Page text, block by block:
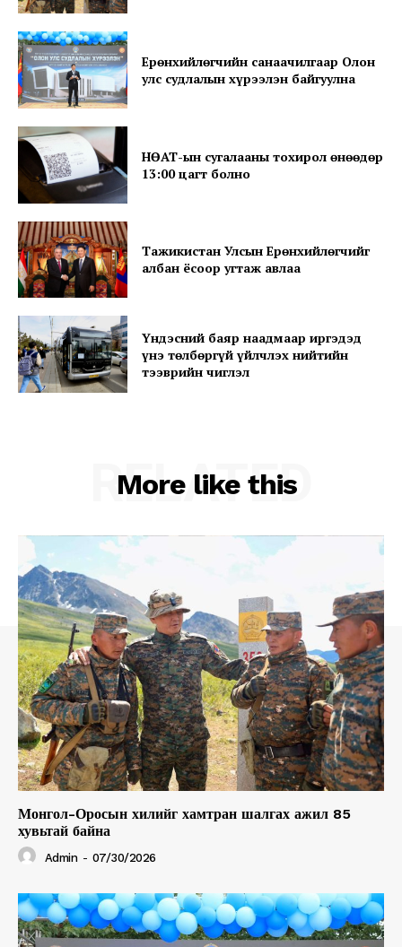
Company
About
Contact us
Subscription Plans
My account
Ерөнхийлөгчийн санаачилгаар Олон
улс судлалын хүрээлэн байгуулна
НӨАТ-ын сугалааны тохирол өнөөдөр
13:00 цагт болно
Тажикистан Улсын Ерөнхийлөгчийг
албан ёсоор угтаж авлаа
Үндэсний баяр наадмаар иргэдэд
үнэ төлбөргүй үйлчлэх нийтийн
тээврийн чиглэл
More like this
RELATED
Монгол-Оросын хилийг хамтран шалгах ажил 85
хувьтай байна
Admin - 07/30/2026